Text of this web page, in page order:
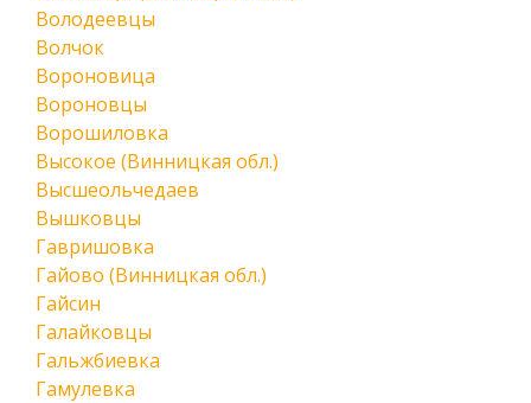
Володеевцы
Волчок
Вороновица
Вороновцы
Ворошиловка
Высокое (Винницкая обл.)
Высшеольчедаев
Вышковцы
Гавришовка
Гайово (Винницкая обл.)
Гайсин
Галайковцы
Гальжбиевка
Гамулевка